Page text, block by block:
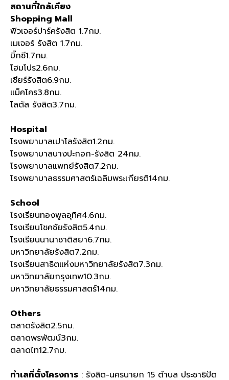
สถานที่ใกล้เคียง
Shopping Mall
ฟิวเจอร์ปาร์ครังสิต 1.7กม.
เมเจอร์ รังสิต 1.7กม.
บิ๊กซี1.7กม.
โฮมโปร2.6กม.
เซียร์รังสิต6.9กม.
แม็คโคร3.8กม.
โลตัส รังสิต3.7กม.
Hospital
โรงพยาบาลเปาโลรังสิต1.2กม.
โรงพยาบาลบางปะกอก-รังสิต 24กม.
โรงพยาบาลแพทย์รังสิต7.2กม.
โรงพยาบาลธรรมศาสตร์เฉลิมพระเกียรติ14กม.
School
โรงเรียนทองพูลอุทิศ4.6กม.
โรงเรียนโชคชัยรังสิต5.4กม.
โรงเรียนนานาชาติสยา6.7กม.
มหาวิทยาลัยรังสิต7.2กม.
โรงเรียนสาธิตแห่งมหาวิทยาลัยรังสิต7.3กม.
มหาวิทยาลัยกรุงเทพ10.3กม.
มหาวิทยาลัยธรรมศาสตร์14กม.
Others
ตลาดรังสิต2.5กม.
ตลาดพรพัฒน์3กม.
ตลาดไท12.7กม.
ทำเลที่ตั้งโครงการ : รังสิต-นครนายก 15 ตำบล ประชาธิปัต